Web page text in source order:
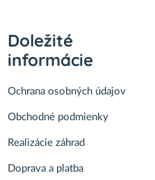
Doležité
informácie
Ochrana osobných údajov
Obchodné podmienky
Realizácie záhrad
Doprava a platba